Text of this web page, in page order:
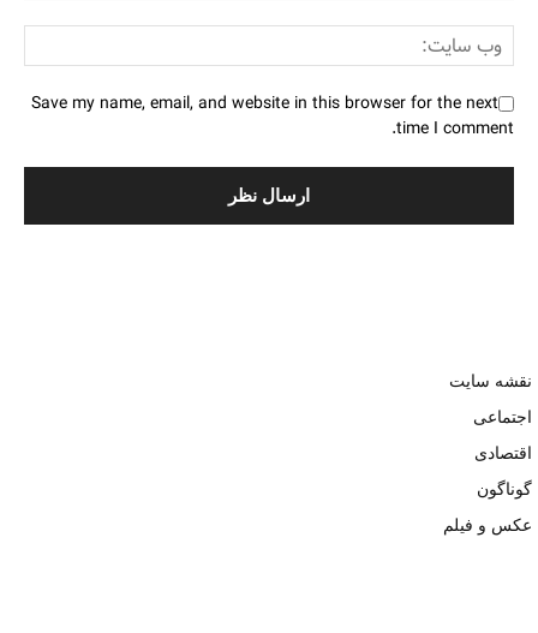
Save my name, email, and website in this browser for the next
time I comment.
نقشه سایت
اجتماعی
اقتصادی
گوناگون
عکس و فیلم